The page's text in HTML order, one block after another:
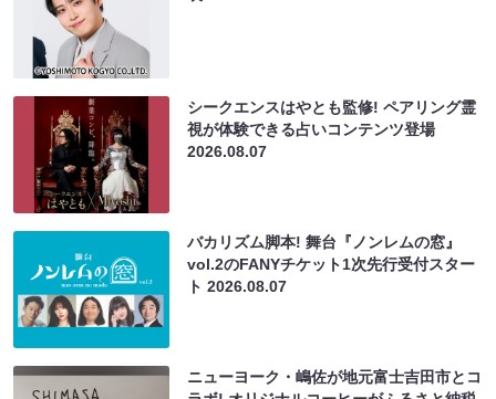
シークエンスはやとも監修! ペアリング霊
視が体験できる占いコンテンツ登場
2026.08.07
バカリズム脚本! 舞台『ノンレムの窓』
vol.2のFANYチケット1次先行受付スター
ト2026.08.07
ニューヨーク・嶋佐が地元富士吉田市とコ